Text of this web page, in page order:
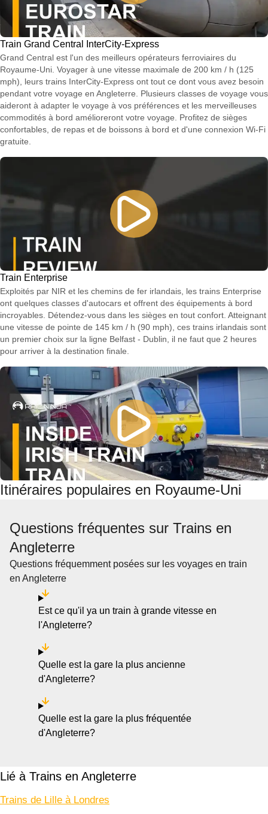
Train Grand Central InterCity-Express
Grand Central est l'un des meilleurs opérateurs ferroviaires du
Royaume-Uni. Voyager à une vitesse maximale de 200 km / h (125
mph), leurs trains InterCity-Express ont tout ce dont vous avez besoin
pendant votre voyage en Angleterre. Plusieurs classes de voyage vous
aideront à adapter le voyage à vos préférences et les merveilleuses
commodités à bord amélioreront votre voyage. Profitez de sièges
confortables, de repas et de boissons à bord et d'une connexion Wi-Fi
gratuite.
Train Enterprise
Exploités par NIR et les chemins de fer irlandais, les trains Enterprise
ont quelques classes d'autocars et offrent des équipements à bord
incroyables. Détendez-vous dans les sièges en tout confort. Atteignant
une vitesse de pointe de 145 km / h (90 mph), ces trains irlandais sont
un premier choix sur la ligne Belfast - Dublin, il ne faut que 2 heures
pour arriver à la destination finale.
Itinéraires populaires en Royaume-Uni
Questions fréquentes sur Trains en
Angleterre
Questions fréquemment posées sur les voyages en train
en Angleterre
Est ce qu'il ya un train à grande vitesse en
l'Angleterre?
Quelle est la gare la plus ancienne
d'Angleterre?
Quelle est la gare la plus fréquentée
d'Angleterre?
Lié à Trains en Angleterre
Trains de Lille à Londres